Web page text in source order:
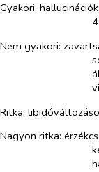
Gyakori:
Nem gyakori:
Ritka:
Nagyon ritka: